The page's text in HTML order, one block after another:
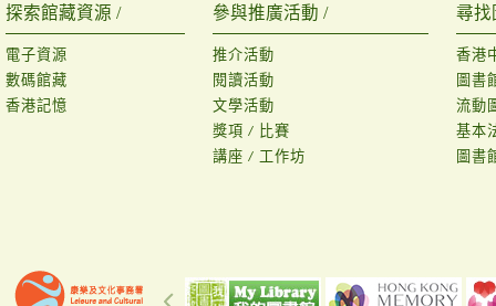
探索館藏資源 /
電子資源
數碼館藏
香港記憶
參與推廣活動 /
推介活動
閱讀活動
文學活動
獎項 / 比賽
講座 / 工作坊
尋找
香港
圖書
流動
基本
圖書